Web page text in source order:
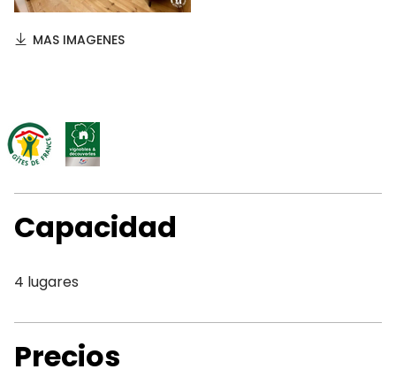
MAS IMAGENES
Capacidad
4 lugares
Precios